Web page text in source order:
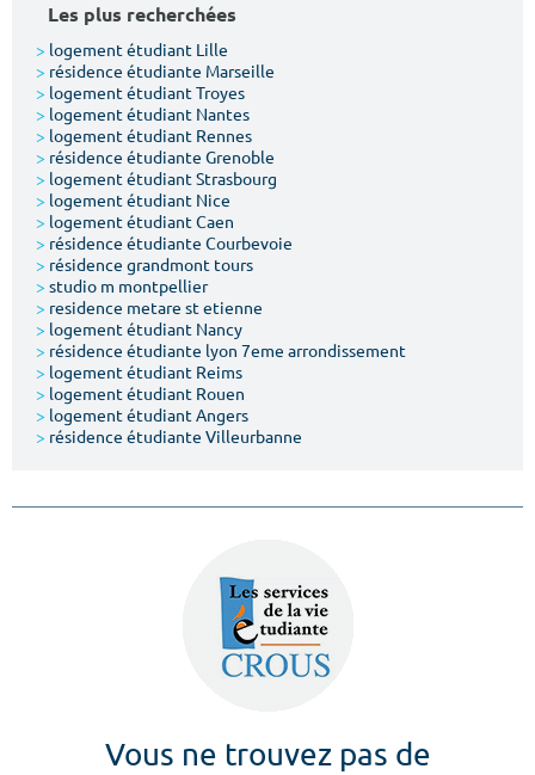
Type de location
Votre date d'entrée
Chercher
Les plus recherchées
> logement étudiant Lille
> résidence étudiante Marseille
> logement étudiant Troyes
> logement étudiant Nantes
> logement étudiant Rennes
> résidence étudiante Grenoble
> logement étudiant Strasbourg
> logement étudiant Nice
> logement étudiant Caen
> résidence étudiante Courbevoie
> résidence grandmont tours
> studio m montpellier
> residence metare st etienne
> logement étudiant Nancy
> résidence étudiante lyon 7eme arrondissement
> logement étudiant Reims
> logement étudiant Rouen
> logement étudiant Angers
> résidence étudiante Villeurbanne
Vous ne trouvez pas de